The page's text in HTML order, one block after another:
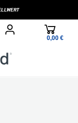
0,00 €*